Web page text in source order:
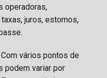
operadoras,
juros, estornos,
Com vários pontos de
podem variar por